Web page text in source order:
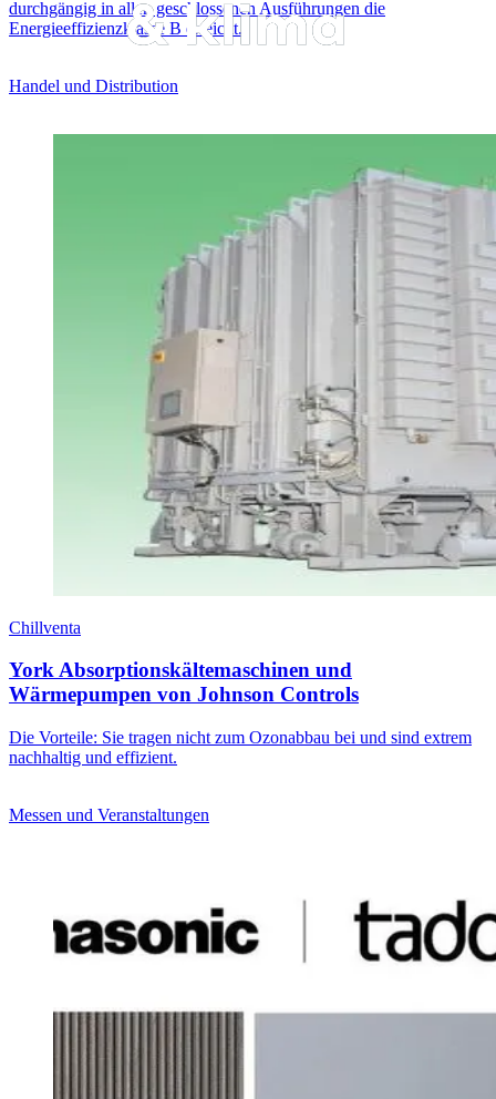
durchgängig in allen geschlossenen Ausführungen die
Energieeffizienzklasse B erreicht.
Handel und Distribution
Chillventa
York Absorptionskältemaschinen und
Wärmepumpen von Johnson Controls
Die Vorteile: Sie tragen nicht zum Ozonabbau bei und sind extrem
nachhaltig und effizient.
Messen und Veranstaltungen